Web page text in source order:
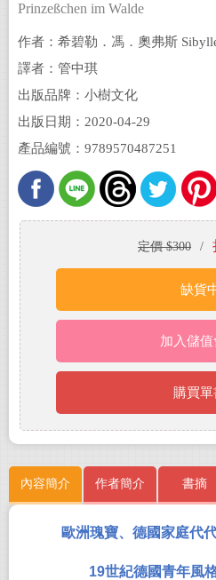
Prinzeßchen im Walde
作者：希碧勒．馮．奧弗斯
譯者：管中琪
出版品牌：小樹文化
出版日期：2020-04-29
產品編號：9789570487251
定價 $300 /
缺貨
加入儲值
購買單
內容簡介 作者簡介 書摘
歐洲瑰寶、德國家庭代
19世紀德國青年風